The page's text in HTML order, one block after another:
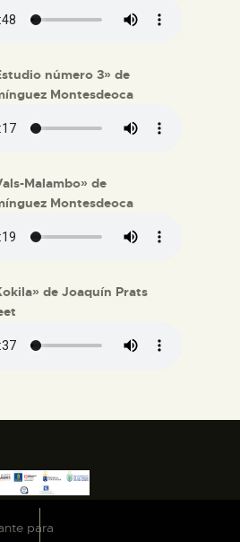
número 3» de
Montesdeoca
Malambo» de
Montesdeoca
de Joaquín Prats
para